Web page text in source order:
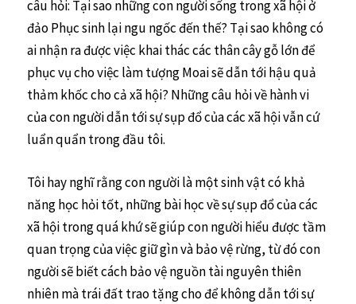
câu hỏi: Tại sao những con người sống trong xã hội ở
đảo Phục sinh lại ngu ngốc đến thế? Tại sao không có
ai nhận ra được việc khai thác các thân cây gỗ lớn để
phục vụ cho việc làm tượng Moai sẽ dẫn tới hậu quả
thảm khốc cho cả xã hội? Những câu hỏi về hành vi
của con người dẫn tới sự sụp đổ của các xã hội vẫn cứ
luẩn quẩn trong đầu tôi.
Tôi hay nghĩ rằng con người là một sinh vật có khả
năng học hỏi tốt, những bài học về sự sụp đổ của các
xã hội trong quá khứ sẽ giúp con người hiểu được tầm
quan trọng của việc giữ gìn và bảo vệ rừng, từ đó con
người sẽ biết cách bảo vệ nguồn tài nguyên thiên
nhiên mà trái đất trao tặng cho để không dẫn tới sự